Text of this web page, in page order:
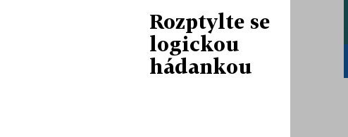
Rozptylte se
logickou
hádankou